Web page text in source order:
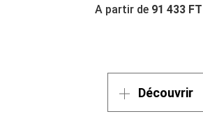
A partir de 91 433
Découvrir